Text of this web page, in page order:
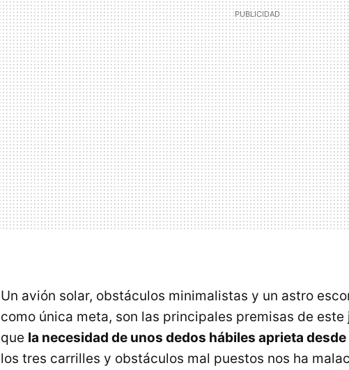
Un avión solar, obstáculos minimalistas y un astro
como única meta, son las principales premisas de
que la necesidad de unos dedos hábiles aprieta
los tres carrilles y obstáculos mal puestos nos ha